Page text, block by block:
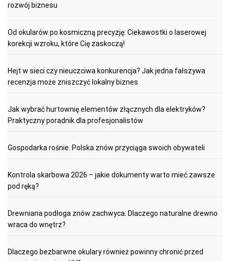
rozwój biznesu
Od okularów po kosmiczną precyzję: Ciekawostki o laserowej
korekcji wzroku, które Cię zaskoczą!
Hejt w sieci czy nieuczciwa konkurencja? Jak jedna fałszywa
recenzja może zniszczyć lokalny biznes
Jak wybrać hurtownię elementów złącznych dla elektryków?
Praktyczny poradnik dla profesjonalistów
Gospodarka rośnie. Polska znów przyciąga swoich obywateli
Kontrola skarbowa 2026 – jakie dokumenty warto mieć zawsze
pod ręką?
Drewniana podłoga znów zachwyca. Dlaczego naturalne drewno
wraca do wnętrz?
Dlaczego bezbarwne okulary również powinny chronić przed